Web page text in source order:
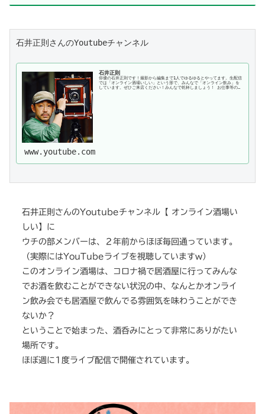
石井正則さんのYoutubeチャンネル
石井正則
俳優の石井正則です！撮影から編集まで1人でゆるゆるとやってます。生配信
では「オンライン酒場いしい」という形で、みんなで「オンライン飲み」を
しています。ぜひご来店ください！みんなで乾杯しましょう！ お仕事等のお
www.youtube.com
石井正則さんのYoutubeチャンネル【 オンライン酒場い
しい】に
ウチの部メンバーは、２年前からほぼ毎回通っています。
（実際にはYouTubeライブを視聴していますw）
このオンライン酒場は、コロナ禍で居酒屋に行ってみんな
でお酒を飲むことができない状況の中、なんとかオンライ
ン飲み会でも居酒屋で飲んでる雰囲気を味わうことができ
ないか？
ということで始まった、酒呑みにとって非常にありがたい
場所です。
ほぼ週に1度ライブ配信で開催されています。